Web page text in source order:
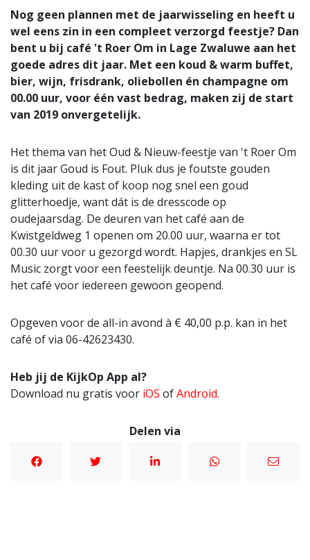
Nog geen plannen met de jaarwisseling en heeft u
wel eens zin in een compleet verzorgd feestje? Dan
bent u bij café 't Roer Om in Lage Zwaluwe aan het
goede adres dit jaar. Met een koud & warm buffet,
bier, wijn, frisdrank, oliebollen én champagne om
00.00 uur, voor één vast bedrag, maken zij de start
van 2019 onvergetelijk.
Het thema van het Oud & Nieuw-feestje van 't Roer Om
is dit jaar Goud is Fout. Pluk dus je foutste gouden
kleding uit de kast of koop nog snel een goud
glitterhoedje, want dát is de dresscode op
oudejaarsdag. De deuren van het café aan de
Kwistgeldweg 1 openen om 20.00 uur, waarna er tot
00.30 uur voor u gezorgd wordt. Hapjes, drankjes en SL
Music zorgt voor een feestelijk deuntje. Na 00.30 uur is
het café voor iedereen gewoon geopend.
Opgeven voor de all-in avond à € 40,00 p.p. kan in het
café of via 06-42623430.
Heb jij de KijkOp App al?
Download nu gratis voor iOS ofAndroid.
Delen via